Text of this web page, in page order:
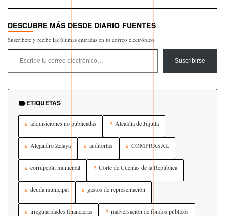
DESCUBRE MÁS DESDE DIARIO FUENTES
Suscríbete y recibe las últimas entradas en tu correo electrónico.
Escribe tu correo electrónico…
Suscribirse
ETIQUETAS
adquisiciones no publicadas Alcaldía de Jujutla
Alejandro Zelaya auditorías COMPRASAL
corrupción municipal Corte de Cuentas de la República
deuda municipal gastos de representación
irregularidades financieras malversación de fondos públicos